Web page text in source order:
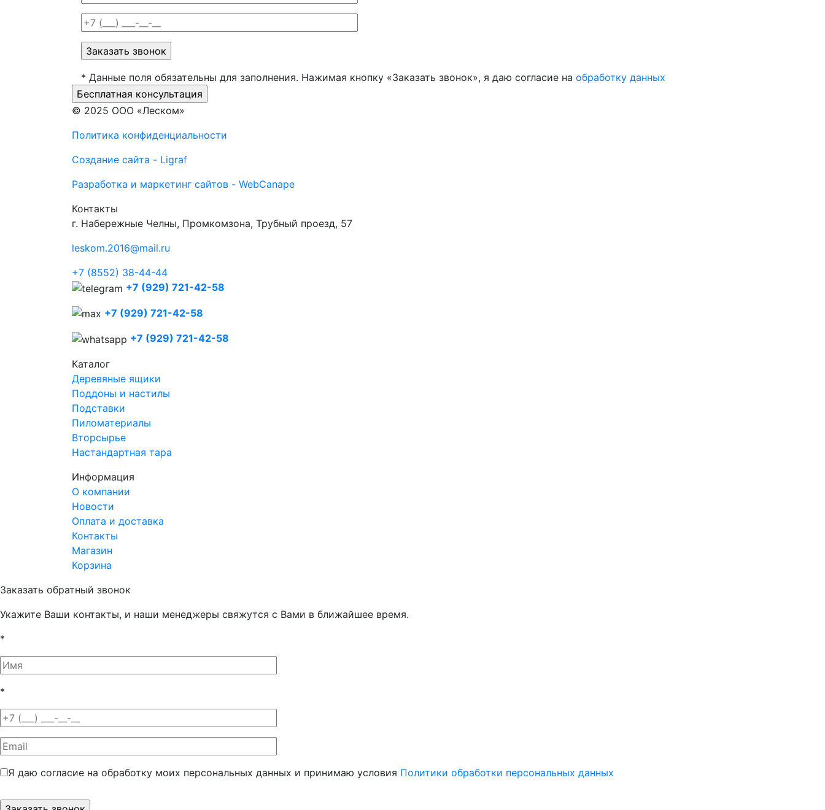
* Данные поля обязательны для заполнения. Нажимая кнопку «Заказать звонок», я даю согласие на обработку данных
© 2025 ООО «Леском»
Политика конфиденциальности
Создание сайта - Ligraf
Разработка и маркетинг сайтов - WebCanape
Контакты
г. Набережные Челны, Промкомзона, Трубный проезд, 57
leskom.2016@mail.ru
+7 (8552) 38-44-44
+7 (929) 721-42-58
+7 (929) 721-42-58
+7 (929) 721-42-58
Каталог
Деревяные ящики
Поддоны и настилы
Подставки
Пиломатериалы
Вторсырье
Настандартная тара
Информация
О компании
Новости
Оплата и доставка
Контакты
Магазин
Корзина
Заказать обратный звонок
Укажите Ваши контакты, и наши менеджеры свяжутся с Вами в ближайшее время.
*
*
Я даю согласие на обработку моих персональных данных и принимаю условия Политики обработки персональных данных